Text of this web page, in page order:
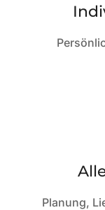
Planung,